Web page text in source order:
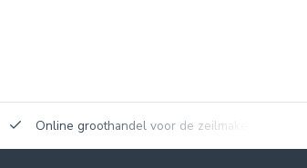
Online groothandel voor de zeilmakerij!